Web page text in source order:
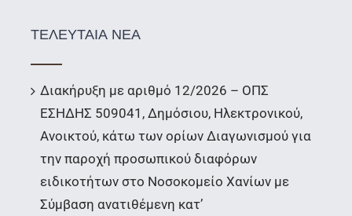
ΤΕΛΕΥΤΑΙΑ ΝΕΑ
Διακήρυξη με αριθμό 12/2026 – ΟΠΣ
ΕΣΗΔΗΣ 509041, Δημόσιου, Ηλεκτρονικού,
Ανοικτού, κάτω των ορίων Διαγωνισμού για
την παροχή προσωπικού διαφόρων
ειδικοτήτων στο Νοσοκομείο Χανίων με
Σύμβαση ανατιθέμενη κατ’